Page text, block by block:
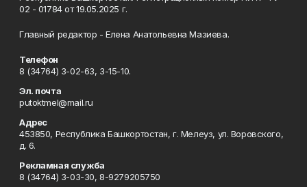
02 - 01784 от 19.05.2025 г.
Главный редактор - Елена Анатольевна Мазиева.
Телефон
8 (34764) 3-02-63, 3-15-10.
Эл. почта
putoktmel@mail.ru
Адрес
453850, Республика Башкортостан, г. Мелеуз, ул. Воровского,
д. 6.
Рекламная служба
8 (34764) 3-03-30, 8-9279205750